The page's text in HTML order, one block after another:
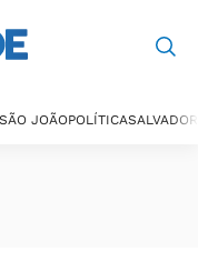
SÃO JOÃOPOLÍTICASALVADOR